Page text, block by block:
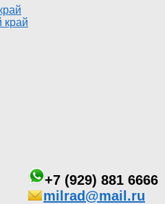
край
+7 (929) 881 6666
milrad@mail.ru